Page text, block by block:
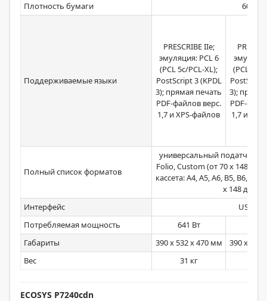
Плотность бумаги
Поддерживаемые языки
PRESCRIBE IIe;
эмуляция: PCL 6
(PCL 5c/PCL-XL);
PostScript 3 (KPDL
3); прямая печать
PDF-файлов верс.
1,7 и XPS-файлов
(PCL5c /
3);
PDF-
1,7 и
Полный список форматов
универсальный податчик:
Folio, Custom (от 70 x 148 до
кассета: A4, A5, A6, B5, B6,
x 148 до
Интерфейс
USB;
Потребляемая мощность
641 Вт
Габариты
390 x 532 x 470 мм
390 x 532
Вес
31 кг
ЕCOSYS P7240cdn